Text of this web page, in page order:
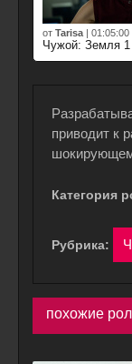
от Tarisa | 01:05:00
Чужой: Земля 1
приводит к
Категория
Рубрика:
похожие